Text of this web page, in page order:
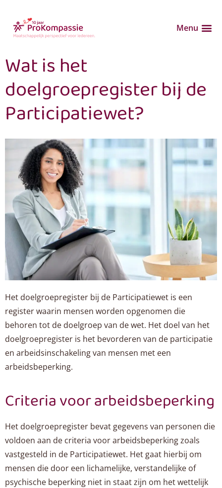
Menu
Wat is het
doelgroepregister bij de
Participatiewet?
Het doelgroepregister bij de Participatiewet is een
register waarin mensen worden opgenomen die
behoren tot de doelgroep van de wet. Het doel van het
doelgroepregister is het bevorderen van de participatie
en arbeidsinschakeling van mensen met een
arbeidsbeperking.
Criteria voor arbeidsbeperking
Het doelgroepregister bevat gegevens van personen die
voldoen aan de criteria voor arbeidsbeperking zoals
vastgesteld in de Participatiewet. Het gaat hierbij om
mensen die door een lichamelijke, verstandelijke of
psychische beperking niet in staat zijn om het wettelijk